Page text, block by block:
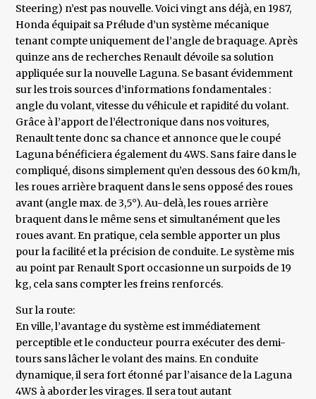
Steering) n’est pas nouvelle. Voici vingt ans déjà, en 1987,
Honda équipait sa Prélude d’un système mécanique
tenant compte uniquement de l’angle de braquage. Après
quinze ans de recherches Renault dévoile sa solution
appliquée sur la nouvelle Laguna. Se basant évidemment
sur les trois sources d’informations fondamentales :
angle du volant, vitesse du véhicule et rapidité du volant.
Grâce à l’apport de l’électronique dans nos voitures,
Renault tente donc sa chance et annonce que le coupé
Laguna bénéficiera également du 4WS. Sans faire dans le
compliqué, disons simplement qu’en dessous des 60 km/h,
les roues arrière braquent dans le sens opposé des roues
avant (angle max. de 3,5°). Au-delà, les roues arrière
braquent dans le même sens et simultanément que les
roues avant. En pratique, cela semble apporter un plus
pour la facilité et la précision de conduite. Le système mis
au point par Renault Sport occasionne un surpoids de 19
kg, cela sans compter les freins renforcés.
Sur la route:
En ville, l’avantage du système est immédiatement
perceptible et le conducteur pourra exécuter des demi-
tours sans lâcher le volant des mains. En conduite
dynamique, il sera fort étonné par l’aisance de la Laguna
4WS à aborder les virages. Il sera tout autant